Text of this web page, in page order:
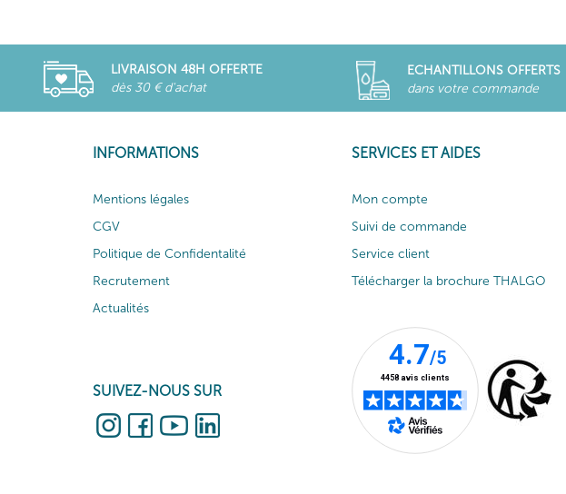
LIVRAISON 48H OFFERTE
dès 30 € d'achat
ECHANTILLONS OFFERTS
dans votre commande
INFORMATIONS
Mentions légales
CGV
Politique de Confidentalité
Recrutement
Actualités
SUIVEZ-NOUS SUR
SERVICES ET AIDES
Mon compte
Suivi de commande
Service client
Télécharger la brochure THALGO